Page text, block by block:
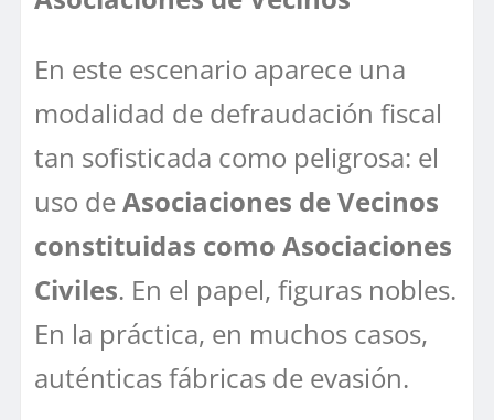
En este escenario aparece una
modalidad de defraudación fiscal
tan sofisticada como peligrosa: el
uso deAsociaciones de Vecinos
constituidas como Asociaciones
Civiles. En el papel, figuras nobles.
En la práctica, en muchos casos,
auténticas fábricas de evasión.